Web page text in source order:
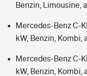
Benzin, Limousine,
Mercedes-Benz C-
kW, Benzin, Kombi,
Mercedes-Benz C-
kW, Benzin, Kombi,